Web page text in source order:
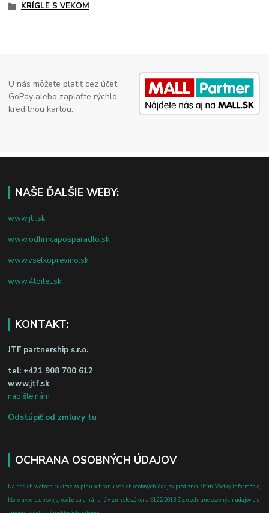
KRÍGLE S VEKOM
U nás môžete platiť cez účet
GoPay alebo zaplaťte rýchlo
kreditnou kartou.
NAŠE ĎALŠIE WEBY:
www.jtf.sk
www.odhrncaposparadlo.sk
www.vsetkoprevino.sk
www.4toilet.sk
KONTAKT:
JTF partnership s.r.o.
tel: +421 908 700 612
www.jtf.sk
napíšte nám
Odstúpiť od zmluvy tu
OCHRANA OSOBNÝCH ÚDAJOV
Na našich weboch ručíme za plnú ochranu Vašich osobných údajov pred zneužitím. Všetky informácie,
ktoré uvediete o svojej osobe, sú chránené v zmysle zákona č.122/2013 Z.z. o ochrane osobných údajov a o